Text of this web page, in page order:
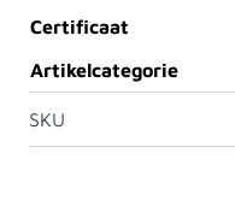
Certificaat
Artikelcategorie
SKU